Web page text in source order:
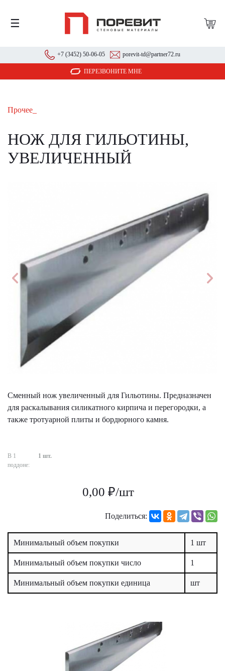
☰
+7 (3452) 50-06-05 porevit-td@partner72.ru
ПЕРЕЗВОНИТЕ МНЕ
Прочее_
НОЖ ДЛЯ ГИЛЬОТИНЫ,
УВЕЛИЧЕННЫЙ
Сменный нож увеличенный для Гильотины. Предназначен
для раскалывания силикатного кирпича и перегородки, а
также тротуарной плиты и бордюрного камня.
В 1
поддоне:
1 шт.
0,00 ₽/шт
Поделиться:
Минимальный объем покупки 1 шт
Минимальный объем покупки число 1
Минимальный объем покупки единица шт